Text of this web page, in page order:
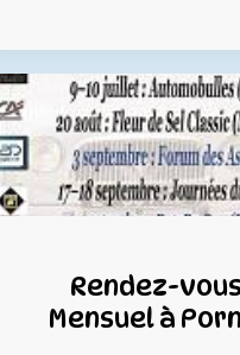
Rendez-vous
Mensuel à